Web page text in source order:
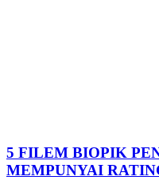
5 FILEM BIOPIK
MEMPUNYAI